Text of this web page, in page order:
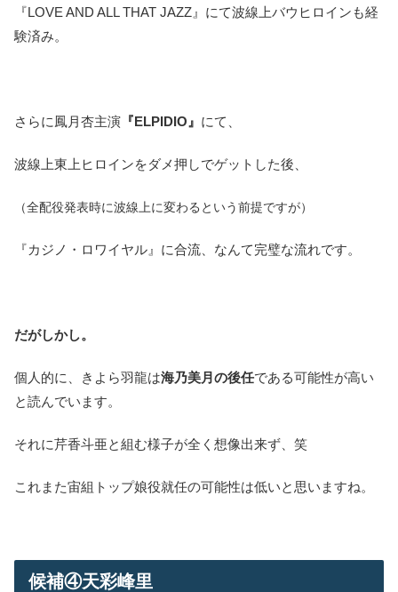
『LOVE AND ALL THAT JAZZ』にて波線上バウヒロインも経
験済み。
さらに鳳月杏主演 『ELPIDIO』 にて、
波線上東上ヒロインをダメ押しでゲットした後、
（全配役発表時に波線上に変わるという前提ですが）
『カジノ・ロワイヤル』に合流、なんて完璧な流れです。
だがしかし。
個人的に、きよら羽龍は海乃美月の後任である可能性が高い
と読んでいます。
それに芹香斗亜と組む様子が全く想像出来ず、笑
これまた宙組トップ娘役就任の可能性は低いと思いますね。
候補④天彩峰里